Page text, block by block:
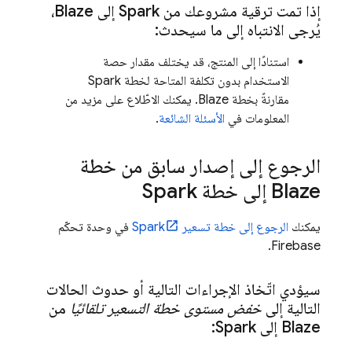
إذا تمت ترقية مشروعك من Spark إلى Blaze،
يُرجى الانتباه إلى ما سيحدث:
استنادًا إلى المنتج، قد يختلف مقدار حصة
الاستخدام بدون تكلفة المتاحة لخطة Spark
مقارنةً بخطة Blaze. يمكنك الاطّلاع على مزيد من
المعلومات في الأسئلة الشائعة.
الرجوع إلى إصدار سابق من خطة
Blaze إلى خطة Spark
يمكنك الرجوع إلى خطة تسعير Spark
في وحدة تحكّم
Firebase
.
سيؤدي اتّخاذ الإجراءات التالية أو حدوث الحالات
التالية إلى خفض مستوى خطة التسعير تلقائيًا من
Blaze إلى Spark: